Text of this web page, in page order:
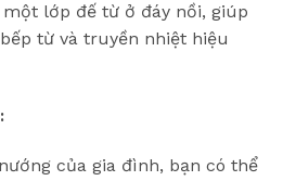
lớp đế từ ở đáy nồi, giúp
từ và truyền nhiệt hiệu
của gia đình, bạn có thể